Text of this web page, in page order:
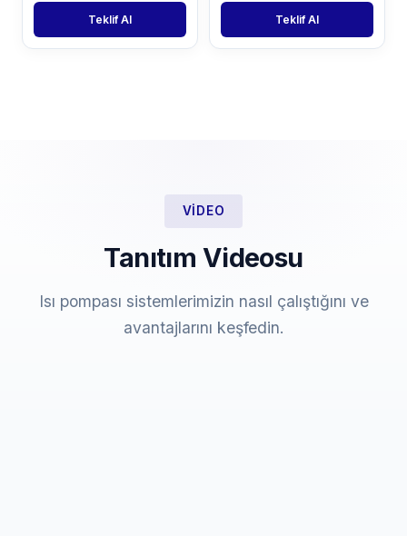
Teklif Al Teklif Al
VIDEO
Tanıtım Videosu
Isı pompası sistemlerimizin nasıl çalıştığını ve
avantajlarını keşfedin.